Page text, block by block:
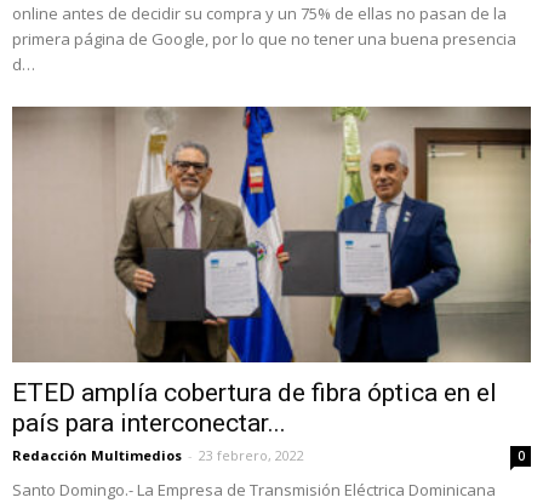
online antes de decidir su compra y un 75% de ellas no pasan de la
primera página de Google, por lo que no tener una buena presencia
d…
ETED amplía cobertura de fibra óptica en el
país para interconectar...
Redacción Multimedios - 23 febrero, 2022 0
Santo Domingo.- La Empresa de Transmisión Eléctrica Dominicana